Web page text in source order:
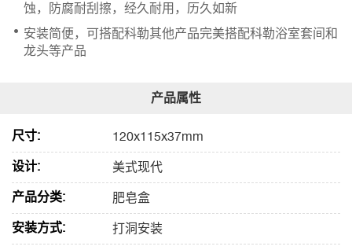
蚀，防腐耐刮擦，经久耐用，历久如新
安装简便，可搭配科勒其他产品完美搭配科勒浴室套间和
龙头等产品
尺寸:
120x115x37mm
设计:
美式现代
产品分类:
肥皂盒
安装方式:
打洞安装